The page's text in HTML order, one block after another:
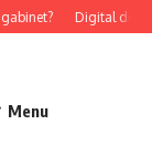
Digital
Menu